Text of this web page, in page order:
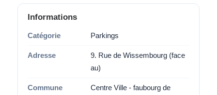
Informations
Catégorie Parkings
Adresse
9. Rue de Wissembourg (face
au)
Commune
Centre Ville - faubourg de